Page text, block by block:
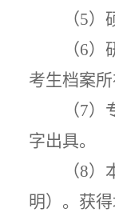
（5）
（6）
考生档案
（7）
字出具。
（8）
明）。获